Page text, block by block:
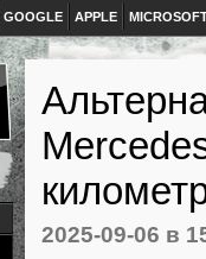
GOOGLE APPLE
2025-09-06 в